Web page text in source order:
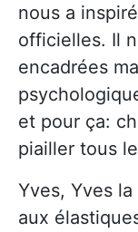
nous a
officielles. Il
encadrées
et pour ça:
piailler tous
Yves, Yves
aux